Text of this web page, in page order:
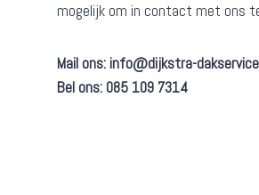
mogelijk om in contact met ons
Mail ons: info@dijkstra-
Bel ons: 085 109 7314